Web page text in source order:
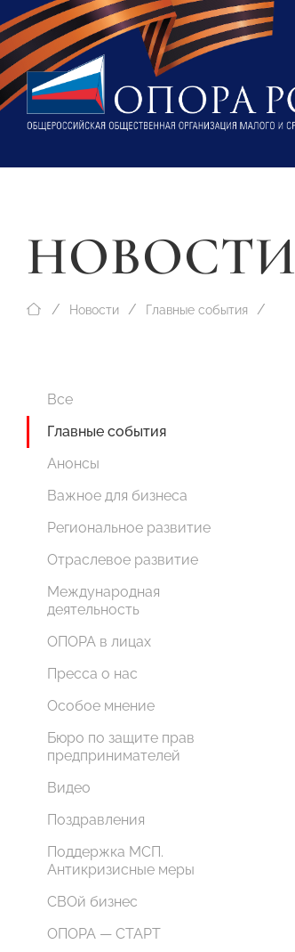
НОВОСТИ
Новости Главные события
Все
Главные события
Анонсы
Важное для бизнеса
Региональное развитие
Отраслевое развитие
Международная
деятельность
ОПОРА в лицах
Пресса о нас
Особое мнение
Бюро по защите прав
предпринимателей
Видео
Поздравления
Поддержка МСП.
Антикризисные меры
СВОй бизнес
ОПОРА — СТАРТ